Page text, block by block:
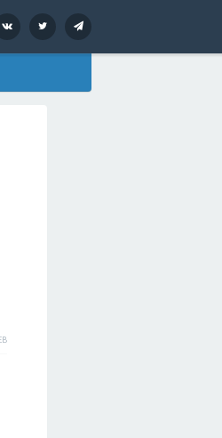
VK Twitter